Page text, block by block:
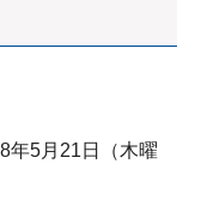
年5月21日（木曜